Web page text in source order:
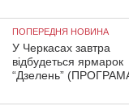
ПОПЕРЕДНЯ НОВИНА
У Черкасах завтра
відбудеться ярмарок
“Дзелень”